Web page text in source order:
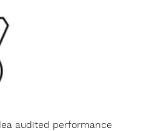
audited performance